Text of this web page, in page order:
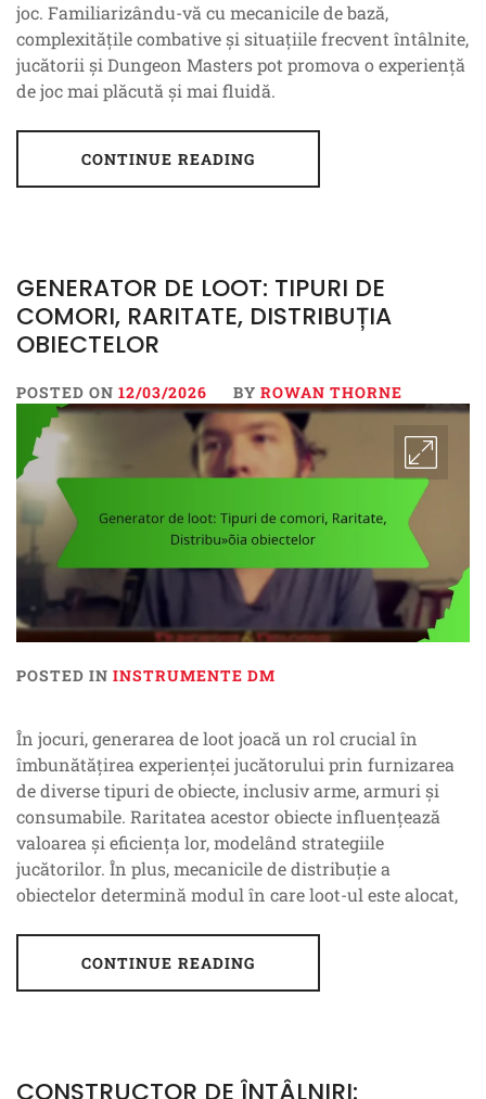
joc. Familiarizându-vă cu mecanicile de bază,
complexitățile combative și situațiile frecvent întâlnite,
jucătorii și Dungeon Masters pot promova o experiență
de joc mai plăcută și mai fluidă.
CONTINUE READING
GENERATOR DE LOOT: TIPURI DE
COMORI, RARITATE, DISTRIBUȚIA
OBIECTELOR
POSTED ON 12/03/2026 BY ROWAN THORNE
POSTED IN INSTRUMENTE DM
În jocuri, generarea de loot joacă un rol crucial în
îmbunătățirea experienței jucătorului prin furnizarea
de diverse tipuri de obiecte, inclusiv arme, armuri și
consumabile. Raritatea acestor obiecte influențează
valoarea și eficiența lor, modelând strategiile
jucătorilor. În plus, mecanicile de distribuție a
obiectelor determină modul în care loot-ul este alocat,
CONTINUE READING
CONSTRUCTOR DE ÎNTÂLNIRI: